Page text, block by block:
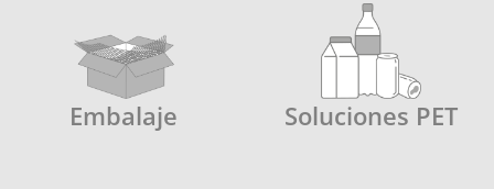
Embalaje Soluciones PET